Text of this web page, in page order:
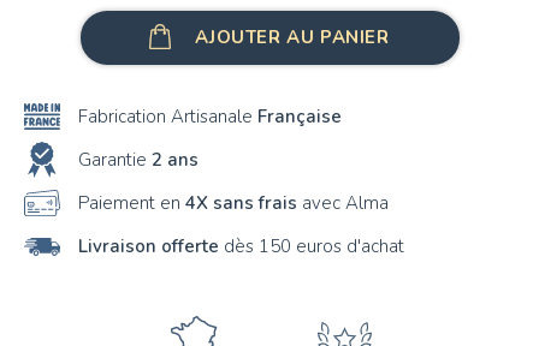
F AJOUTER AU PANIER
Fabrication Artisanale Française
Garantie 2 ans
Paiement en 4X sans frais avec Alma
Livraison offerte dès 150 euros d'achat